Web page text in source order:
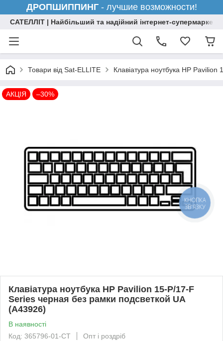
ДРОПШИППИНГ- лучшие возможности!
САТЕЛЛІТ | Найбільший та надійний інтернет-супермаркет
Товари від Sat-ELLITE Клавіатура ноутбука HP
АКЦІЯ –30%
Клавіатура ноутбука HP Pavilion 15-P/17-F
Series черная без рамки подсветкой UA
(A43926)
В наявності
Код: 365796-01-СТ
Опт і роздріб
КНОПКА
ЗВ'ЯЗКУ